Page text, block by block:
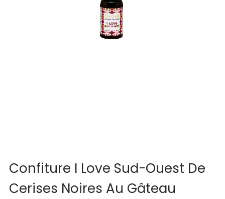
Confiture I Love Sud-Ouest De
Cerises Noires Au Gâteau